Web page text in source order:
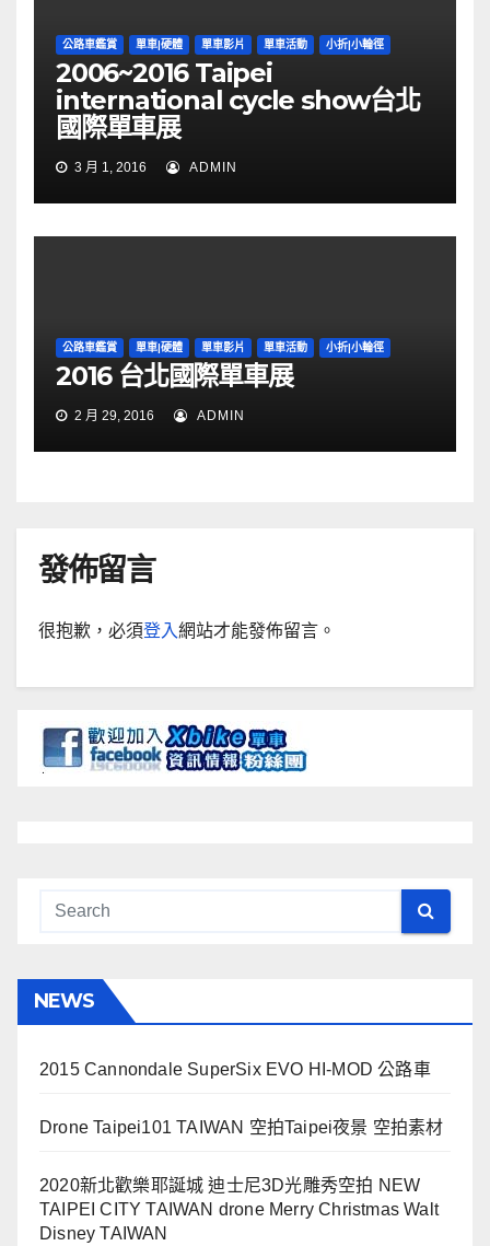
公路車鑑賞 單車|硬體 單車影片 單車活動 小折|小輪徑
2006~2016 Taipei
international cycle show台北
國際單車展
3 月 1, 2016 ADMIN
公路車鑑賞 單車|硬體 單車影片 單車活動 小折|小輪徑
2016 台北國際單車展
2 月 29, 2016 ADMIN
發佈留言
很抱歉，必須登入網站才能發佈留言。
NEWS
2015 Cannondale SuperSix EVO HI-MOD 公路車
Drone Taipei101 TAIWAN 空拍Taipei夜景 空拍素材
2020新北歡樂耶誕城 迪士尼3D光雕秀空拍 NEW
TAIPEI CITY TAIWAN drone Merry Christmas Walt
Disney TAIWAN